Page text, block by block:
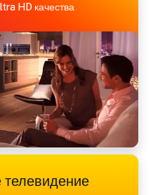
HD качества
телевидение